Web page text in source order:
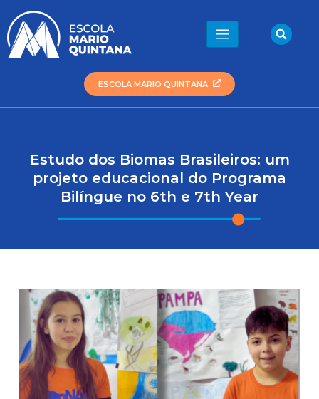
para
conteúdo
ESCOLA MARIO QUINTANA
Estudo dos Biomas Brasileiros: um
projeto educacional do Programa
Bilíngue no 6th e 7th Year